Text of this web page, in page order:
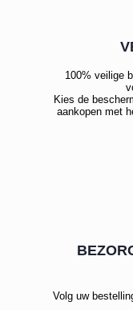
100% veilige
Kies de
aankopen met
Volg uw